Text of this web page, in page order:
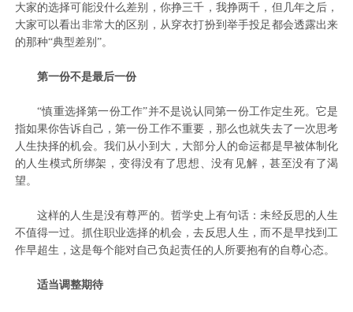
大家的选择可能没什么差别，你挣三千，我挣两千，但几年之后，
大家可以看出非常大的区别，从穿衣打扮到举手投足都会透露出来
的那种“典型差别”。
第一份不是最后一份
“慎重选择第一份工作”并不是说认同第一份工作定生死。它是
指如果你告诉自己，第一份工作不重要，那么也就失去了一次思考
人生抉择的机会。我们从小到大，大部分人的命运都是早被体制化
的人生模式所绑架，变得没有了思想、没有见解，甚至没有了渴
望。
这样的人生是没有尊严的。哲学史上有句话：未经反思的人生
不值得一过。抓住职业选择的机会，去反思人生，而不是早找到工
作早超生，这是每个能对自己负起责任的人所要抱有的自尊心态。
适当调整期待